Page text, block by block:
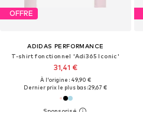
OFFRE
ADIDAS PERFORMANCE
T-shirt fonctionnel 'Adi365 Iconic'
31,41 €
À l'origine : 49,90 €
Dernier prix le plus bas :29,67 €